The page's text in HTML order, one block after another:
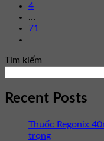
4
…
71
Tìm kiếm
Recent Posts
Thuốc Regonix
trọng